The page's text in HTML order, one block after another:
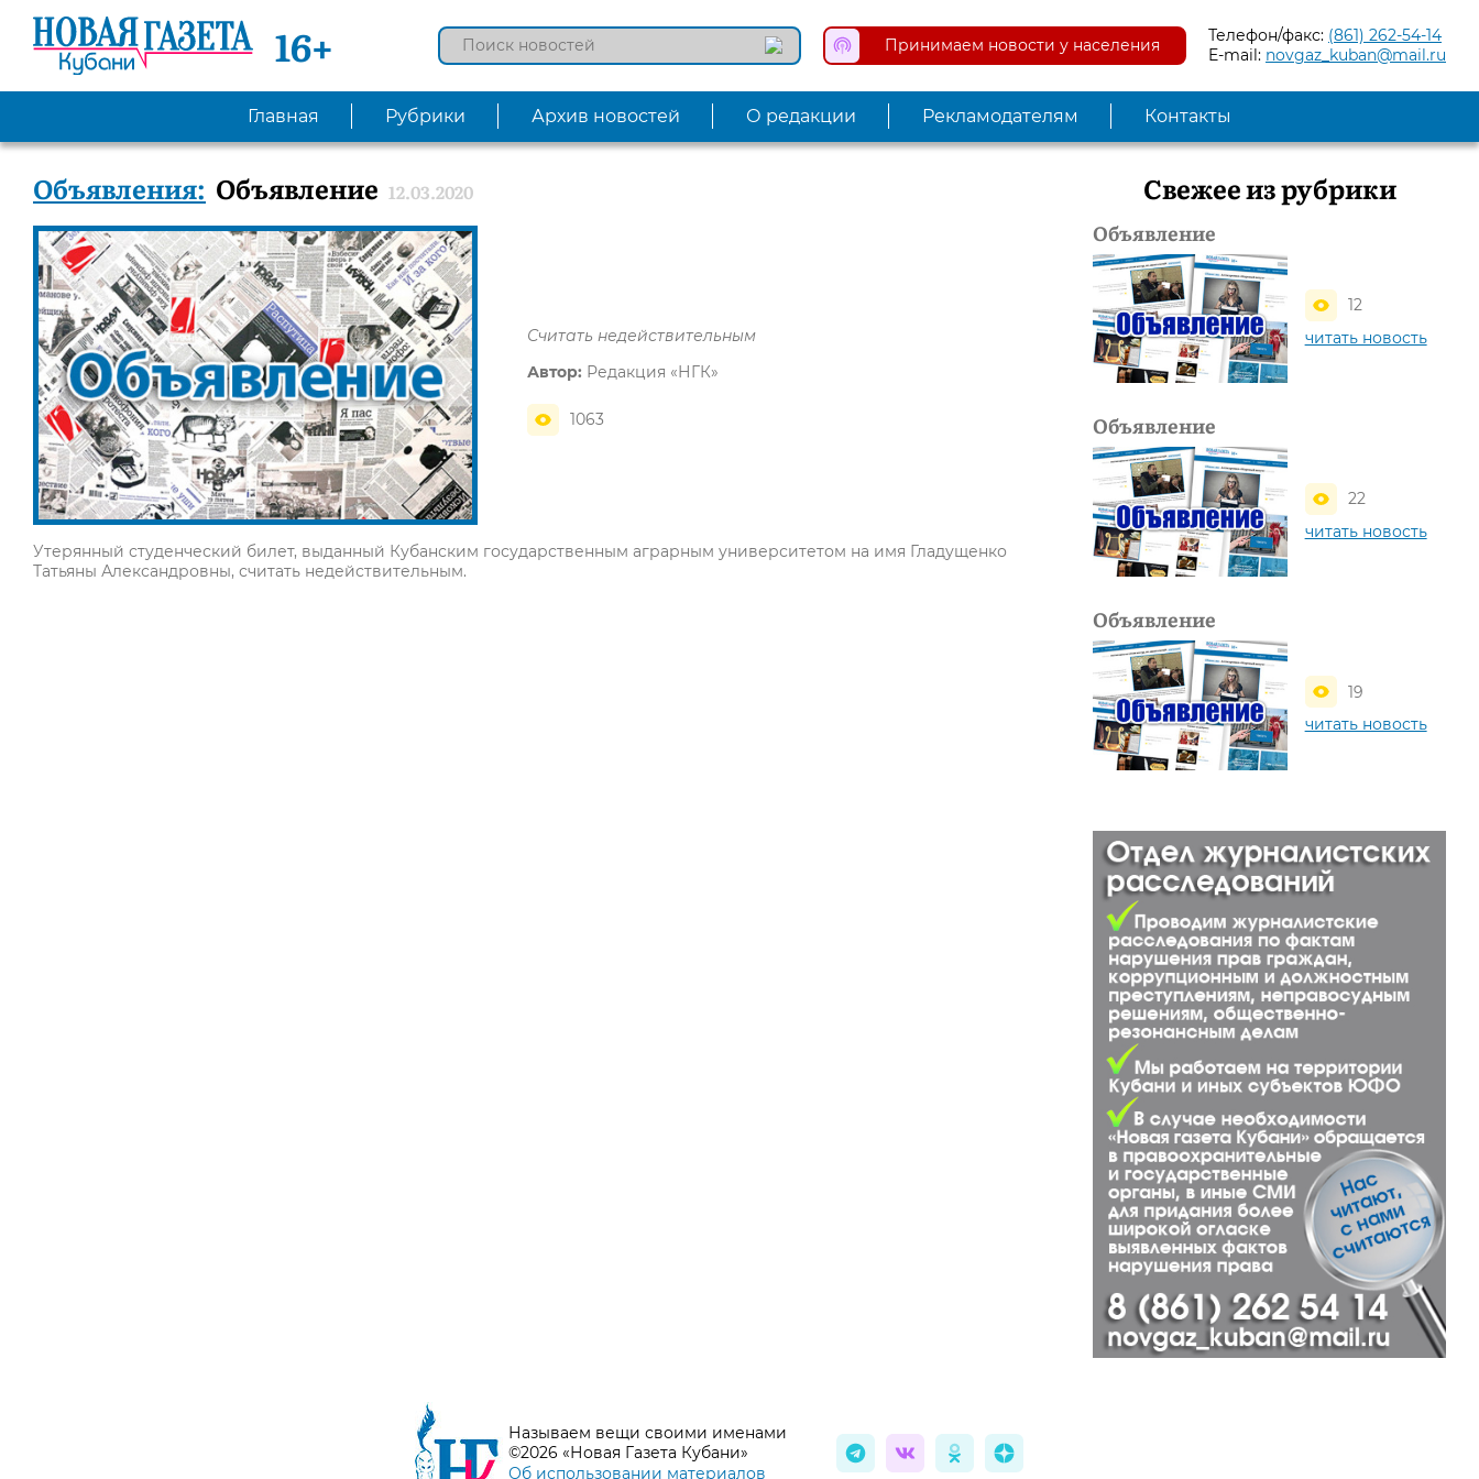
16+ Принимаем новости у населения Телефон/факс: (861) 262-54-14
E-mail: novgaz_kuban@mail.ru
Главная Рубрики Архив новостей О редакции Рекламодателям Контакты
Объявления: Объявление 12.03.2020
Считать недействительным
Автор: Редакция «НГК»
1063
Утерянный студенческий билет, выданный Кубанским государственным аграрным университетом на имя Гладущенко
Татьяны Александровны, считать недействительным.
Свежее из рубрики
Объявление
12
читать новость
Объявление
22
читать новость
Объявление
19
читать новость
Называем вещи своими именами
©2026 «Новая Газета Кубани»
Об использовании материалов